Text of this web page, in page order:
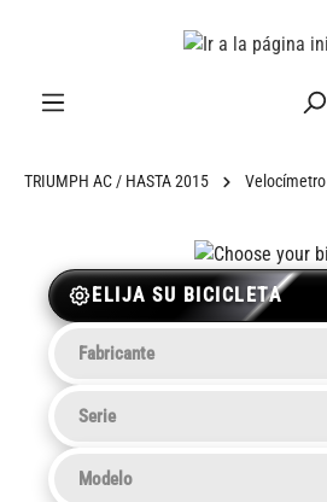
TRIUMPH AC / HASTA 2015 Velocímetro
ELIJA SU BICICLETA